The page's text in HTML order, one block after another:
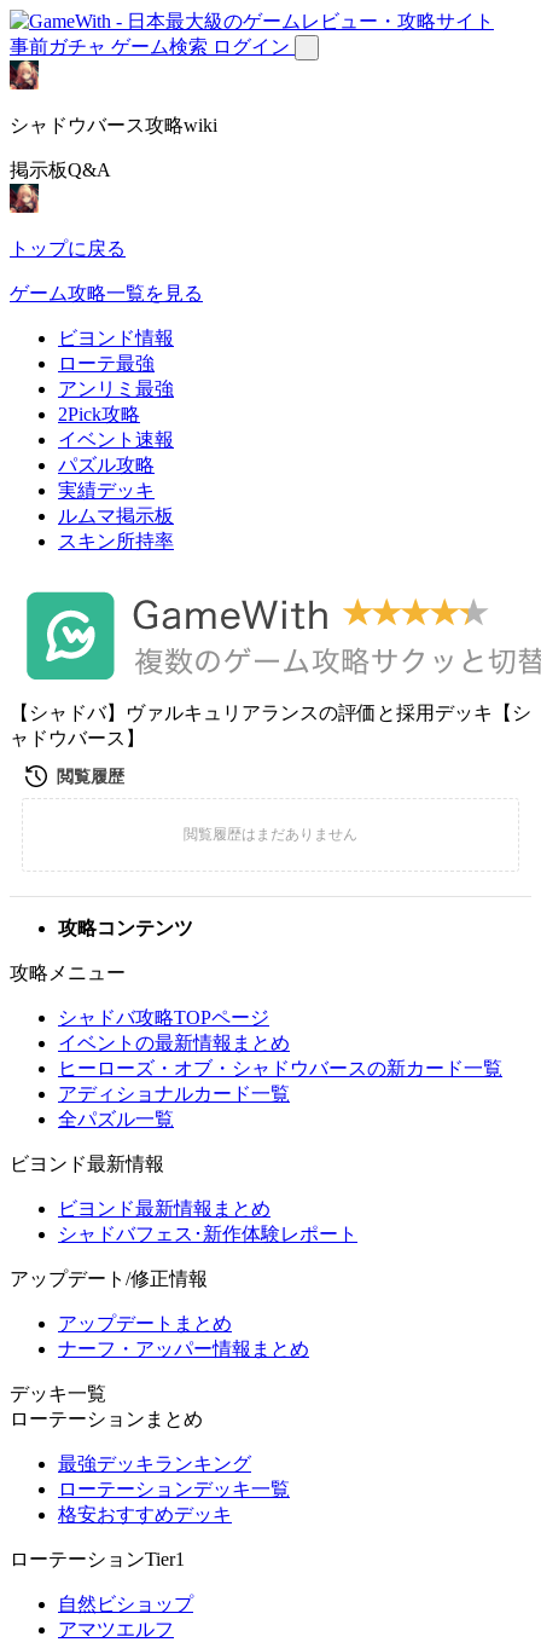
事前ガチャ ゲーム検索 ログイン
シャドウバース攻略wiki
掲示板Q&A
トップに戻る
ゲーム攻略一覧を見る
ビヨンド情報
ローテ最強
アンリミ最強
2Pick攻略
イベント速報
パズル攻略
実績デッキ
ルムマ掲示板
スキン所持率
【シャドバ】ヴァルキュリアランスの評価と採用デッキ【シ
ャドウバース】
攻略コンテンツ
攻略メニュー
シャドバ攻略TOPページ
イベントの最新情報まとめ
ヒーローズ・オブ・シャドウバースの新カード一覧
アディショナルカード一覧
全パズル一覧
ビヨンド最新情報
ビヨンド最新情報まとめ
シャドバフェス･新作体験レポート
アップデート/修正情報
アップデートまとめ
ナーフ・アッパー情報まとめ
デッキ一覧
ローテーションまとめ
最強デッキランキング
ローテーションデッキ一覧
格安おすすめデッキ
ローテーションTier1
自然ビショップ
アマツエルフ